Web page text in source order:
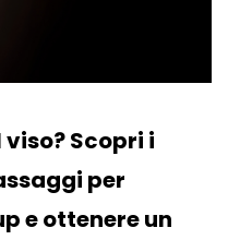
Scopri i
per
e ottenere un